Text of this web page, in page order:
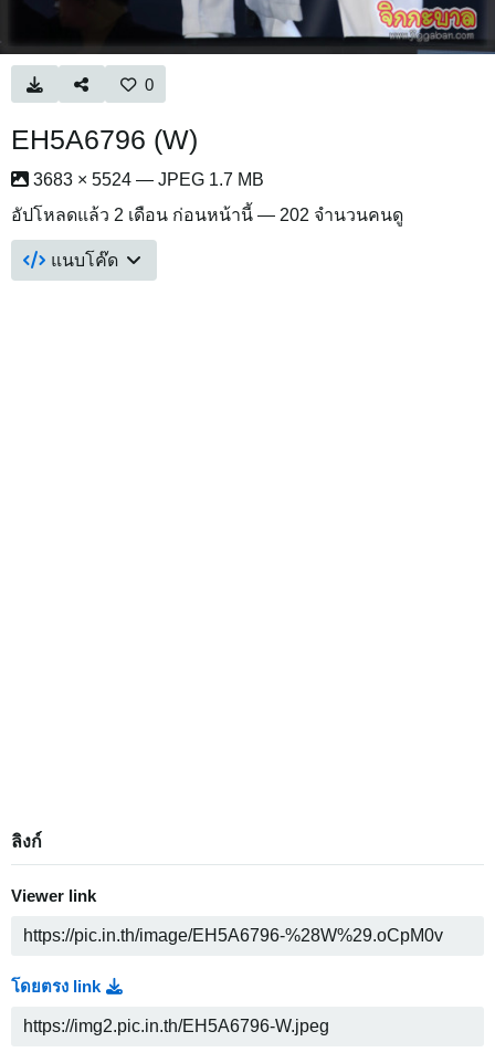
0
EH5A6796 (W)
3683 × 5524 — JPEG 1.7 MB
อัปโหลดแล้ว 2 เดือน ก่อนหน้านี้ — 202 จำนวนคนดู
แนบโค๊ด
ลิงก์
Viewer link
โดยตรง link